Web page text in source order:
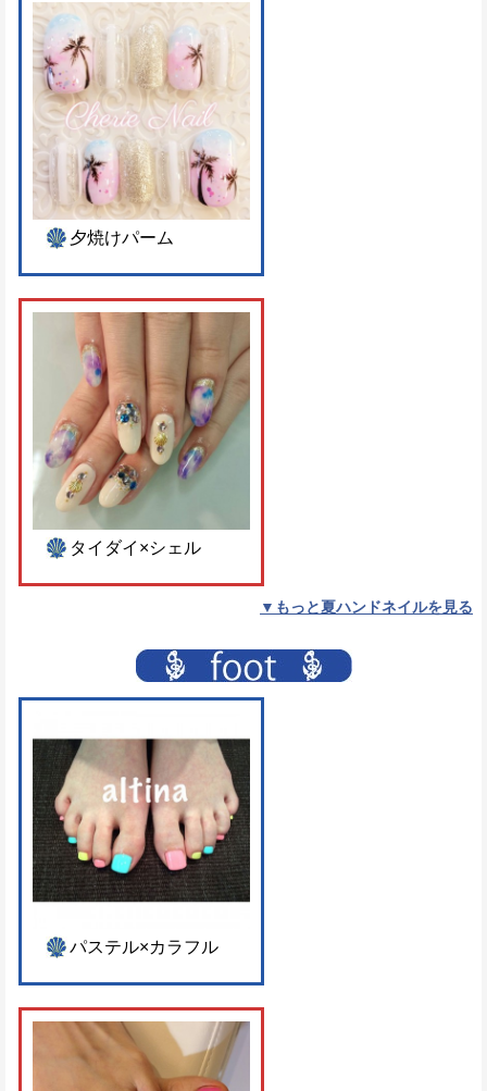
夕焼けパーム
タイダイ×シェル
▼もっと夏ハンドネイルを見る
パステル×カラフル